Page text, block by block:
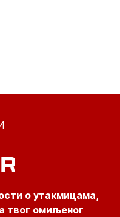
о утакмицама,
твог омиљеног